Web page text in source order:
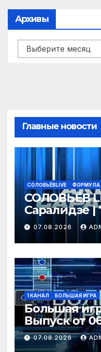
Архивы
Архивы
Главные новости
СОЛОВЬЁВLIVE ФОРМУЛА
СОЛОВЬЁВ
Саралидзе |
года
07.08.2026
1 КАНАЛ БОЛЬШАЯ ИГРА
Большая
Выпуск от
07.08.2026